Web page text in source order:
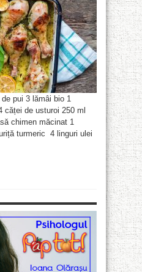
de pui 3 lămâi bio 1
căței de usturoi 250 ml
chimen măcinat 1
turmeric 4 linguri ulei